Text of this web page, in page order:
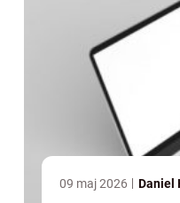
09 maj 2026 Daniel